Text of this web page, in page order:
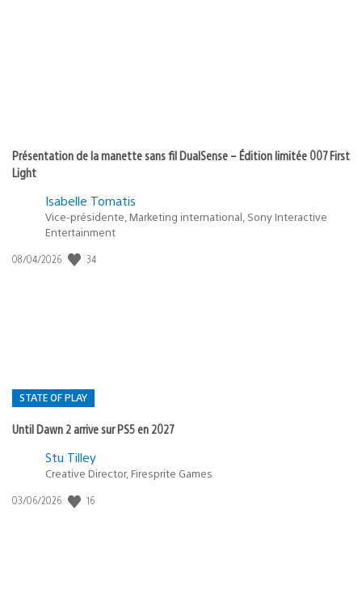
Présentation de la manette sans fil DualSense – Édition limitée 007 First
Light
Isabelle Tomatis
Vice-présidente, Marketing international, Sony Interactive
Entertainment
Date
08/04/2026 34
STATE OF PLAY
Until Dawn 2 arrive sur PS5 en 2027
Postée
:
Stu Tilley
Creative Director, Firesprite Games
Date
03/06/2026 16